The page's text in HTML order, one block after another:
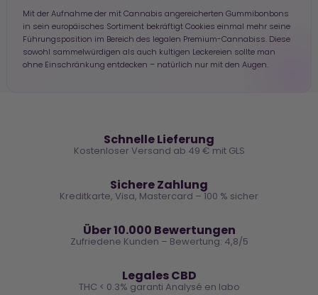
Mit der Aufnahme der mit Cannabis angereicherten Gummibonbons
in sein europäisches Sortiment bekräftigt Cookies einmal mehr seine
Führungsposition im Bereich des legalen Premium-Cannabiss. Diese
sowohl sammelwürdigen als auch kultigen Leckereien sollte man
ohne Einschränkung entdecken – natürlich nur mit den Augen.
Schnelle Lieferung
Kostenloser Versand ab 49 € mit GLS
Sichere Zahlung
Kreditkarte, Visa, Mastercard – 100 % sicher
Über 10.000 Bewertungen
Zufriedene Kunden – Bewertung: 4,8/5
Legales CBD
THC < 0.3% garanti Analysé en labo